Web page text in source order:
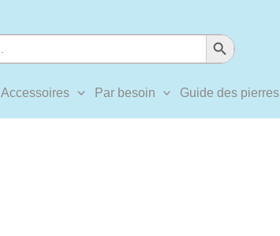
Search Button
Accessoires Par besoin Guide des pierres